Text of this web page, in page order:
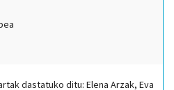
dastatuko ditu: Elena Arzak, Eva